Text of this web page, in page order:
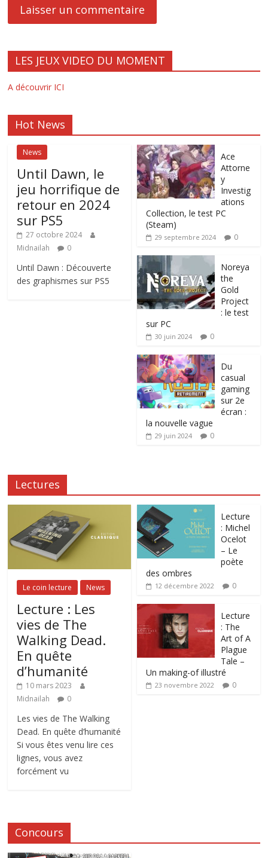
LES JEUX VIDEO DU MOMENT
A découvrir ICI
Hot News
News
Until Dawn, le
jeu horrifique de
retour en 2024
sur PS5
27 octobre 2024
Midnailah
0
Until Dawn : Découverte
des graphismes sur PS5
Ace
Attorne
y
Investig
ations
Collection, le test PC
(Steam)
29 septembre 2024 0
Noreya
the
Gold
Project
: le test
sur PC
30 juin 2024 0
Du
casual
gaming
sur 2e
écran :
la nouvelle vague
29 juin 2024 0
Lectures
Le coin lecture News
Lecture : Les
vies de The
Walking Dead.
En quête
d’humanité
10 mars 2023
Midnailah
0
Les vies de The Walking
Dead. En quête d’humanité
Si vous êtes venu lire ces
lignes, vous avez
forcément vu
Lecture
: Michel
Ocelot
– Le
poète
des ombres
12 décembre 2022 0
Lecture
: The
Art of A
Plague
Tale –
Un making-of illustré
23 novembre 2022 0
Concours